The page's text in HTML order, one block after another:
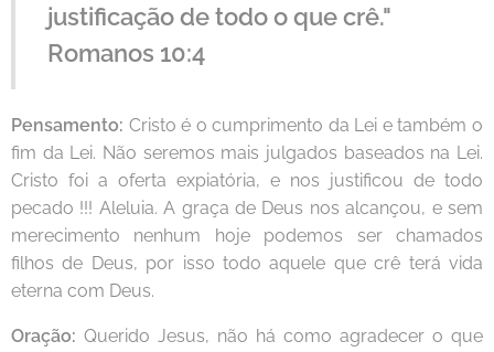
justificação de todo o que crê."
Romanos 10:4
Pensamento: Cristo é o cumprimento da Lei e também o
fim da Lei. Não seremos mais julgados baseados na Lei.
Cristo foi a oferta expiatória, e nos justificou de todo
pecado !!! Aleluia. A graça de Deus nos alcançou, e sem
merecimento nenhum hoje podemos ser chamados
filhos de Deus, por isso todo aquele que crê terá vida
eterna com Deus.
Oração: Querido Jesus, não há como agradecer o que